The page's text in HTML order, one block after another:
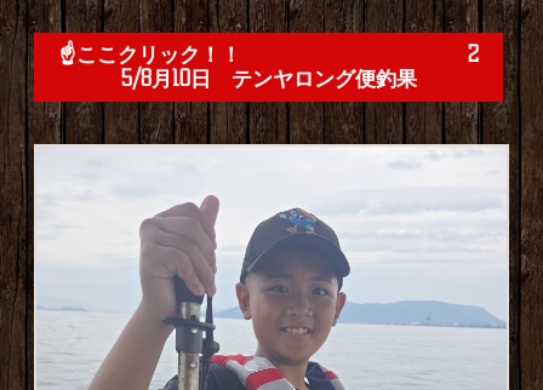
☝️ここクリック！！ 2
5/8月10日 テンヤロング便釣果